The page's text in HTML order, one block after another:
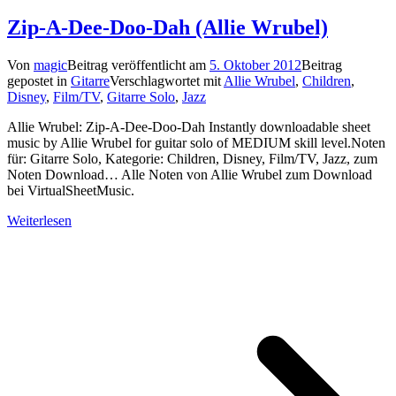
Zip-A-Dee-Doo-Dah (Allie Wrubel)
Von magicBeitrag veröffentlicht am 5. Oktober 2012Beitrag
gepostet in GitarreVerschlagwortet mit Allie Wrubel, Children,
Disney, Film/TV, Gitarre Solo, Jazz
Allie Wrubel: Zip-A-Dee-Doo-Dah Instantly downloadable sheet
music by Allie Wrubel for guitar solo of MEDIUM skill level.Noten
für: Gitarre Solo, Kategorie: Children, Disney, Film/TV, Jazz, zum
Noten Download… Alle Noten von Allie Wrubel zum Download
bei VirtualSheetMusic.
Weiterlesen